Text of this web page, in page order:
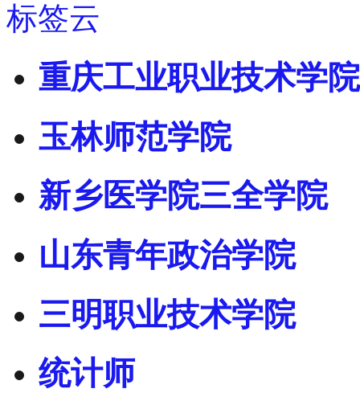
标签云
重庆工业职业技术学院
玉林师范学院
新乡医学院三全学院
山东青年政治学院
三明职业技术学院
统计师